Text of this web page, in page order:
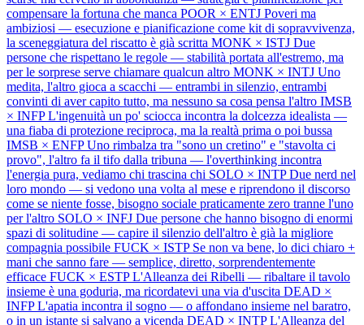
compensare la fortuna che manca POOR × ENTJ Poveri ma
ambiziosi — esecuzione e pianificazione come kit di sopravvivenza,
la sceneggiatura del riscatto è già scritta MONK × ISTJ Due
persone che rispettano le regole — stabilità portata all'estremo, ma
per le sorprese serve chiamare qualcun altro MONK × INTJ Uno
medita, l'altro gioca a scacchi — entrambi in silenzio, entrambi
convinti di aver capito tutto, ma nessuno sa cosa pensa l'altro IMSB
× INFP L'ingenuità un po' sciocca incontra la dolcezza idealista —
una fiaba di protezione reciproca, ma la realtà prima o poi bussa
IMSB × ENFP Uno rimbalza tra "sono un cretino" e "stavolta ci
provo", l'altro fa il tifo dalla tribuna — l'overthinking incontra
l'energia pura, vediamo chi trascina chi SOLO × INTP Due nerd nel
loro mondo — si vedono una volta al mese e riprendono il discorso
come se niente fosse, bisogno sociale praticamente zero tranne l'uno
per l'altro SOLO × INFJ Due persone che hanno bisogno di enormi
spazi di solitudine — capire il silenzio dell'altro è già la migliore
compagnia possibile FUCK × ISTP Se non va bene, lo dici chiaro +
mani che sanno fare — semplice, diretto, sorprendentemente
efficace FUCK × ESTP L'Alleanza dei Ribelli — ribaltare il tavolo
insieme è una goduria, ma ricordatevi una via d'uscita DEAD ×
INFP L'apatia incontra il sogno — o affondano insieme nel baratro,
o in un istante si salvano a vicenda DEAD × INTP L'Alleanza del